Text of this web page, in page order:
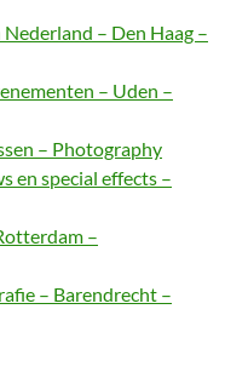
– Den Haag –
– Uden –
– Photography
en special effects –
–
– Barendrecht –